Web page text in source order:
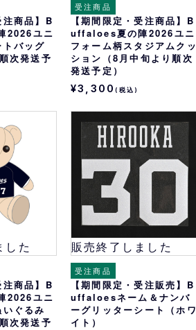
注商品】B
2026ユニ
バッグ
次発送予
受注商品
【期間限定・受注商品】B
uffaloes夏の陣2026ユニ
フォーム柄スタジアムクッ
ション（8月中旬より順次
発送予定）
¥3,300(税込)
した
注商品】B
2026ユニ
ぐるみ
次発送予
販売終了しました
受注商品
【期間限定・受注販売】B
uffaloesネーム＆ナンバ
ーグリッターシート（ホワ
イト）